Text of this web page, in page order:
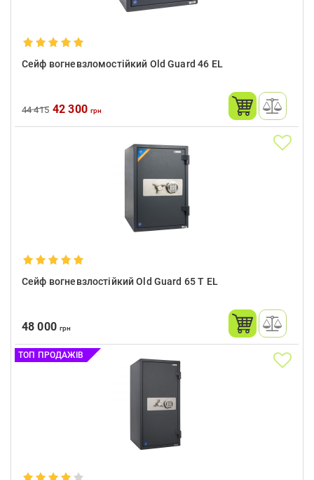
Сейф вогневзломостійкий Old Guard 46 EL
44 415 42 300 грн
Сейф вогневзлостійкий Old Guard 65 Т EL
48 000грн
ТОП ПРОДАЖІВ